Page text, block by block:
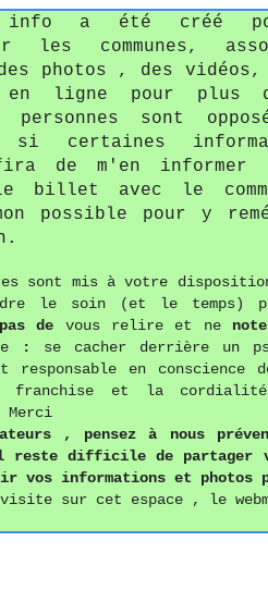
info a été créé
les communes,
photos , des vidéos,
en ligne pour plus
personnes sont
si certaines
de m'en
billet avec le
possible pour y
sont mis à votre
le soin (et le temps)
de vous relire et ne
:
se cacher derrière un
responsable en
franchise et la
Merci
, pensez à nous
reste difficile de
vos informations et photos
visite sur cet espace , le